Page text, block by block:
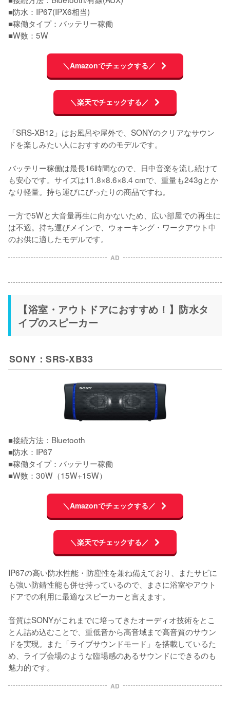
■防水：IP67(IPX6相当)
■稼働タイプ：バッテリー稼働
■W数：5W
＼Amazonでチェックする／
＼楽天でチェックする／
「SRS-XB12」はお風呂や屋外で、SONYのクリアなサウン
ドを楽しみたい人におすすめのモデルです。
バッテリー稼働は最長16時間なので、日中音楽を流し続けて
も安心です。サイズは11.8×8.6×8.4 cmで、重量も243gとか
なり軽量。持ち運びにぴったりの商品ですね。
一方で5Wと大音量再生に向かないため、広い部屋での再生に
は不適。持ち運びメインで、ウォーキング・ワークアウト中
のお供に適したモデルです。
AD
【浴室・アウトドアにおすすめ！】防水タ
イプのスピーカー
SONY：SRS-XB33
■接続方法：Bluetooth
■防水：IP67
■稼働タイプ：バッテリー稼働
■W数：30W（15W+15W）
＼Amazonでチェックする／
＼楽天でチェックする／
IP67の高い防水性能・防塵性を兼ね備えており、またサビに
も強い防錆性能も併せ持っているので、まさに浴室やアウト
ドアでの利用に最適なスピーカーと言えます。
音質はSONYがこれまでに培ってきたオーディオ技術をとこ
とん詰め込むことで、重低音から高音域まで高音質のサウン
ドを実現。また「ライブサウンドモード」を搭載しているた
め、ライブ会場のような臨場感のあるサウンドにできるのも
魅力的です。
AD